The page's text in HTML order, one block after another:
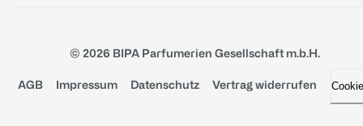
© 2026 BIPA Parfumerien Gesellschaft m.b.H.
AGB Impressum Datenschutz Vertrag widerrufen